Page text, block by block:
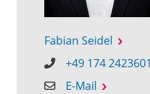
Fabian Seidel
+49 174 2423601
E-Mail